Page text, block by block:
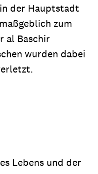
der Hauptstadt
zum
al Baschir
wurden dabei
Lebens und der